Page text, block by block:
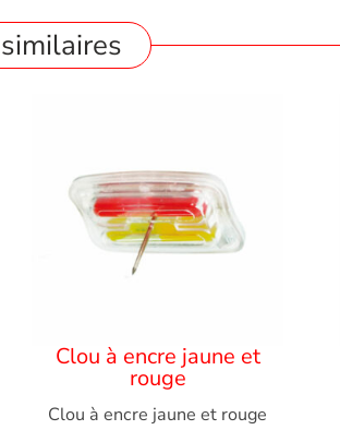
Clou à encre jaune et
rouge
Clou à encre jaune et rouge